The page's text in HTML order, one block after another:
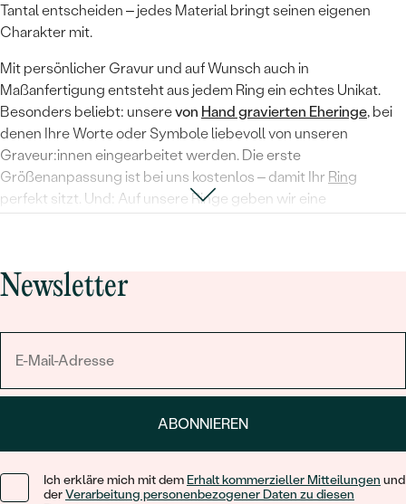
Tantal entscheiden – jedes Material bringt seinen eigenen
Charakter mit.
Mit persönlicher Gravur und auf Wunsch auch in
Maßanfertigung entsteht aus jedem Ring ein echtes Unikat.
Besonders beliebt: unserevon Hand gravierten Eheringe, bei
denen Ihre Worte oder Symbole liebevoll von unseren
Graveur:innen eingearbeitet werden. Die erste
Größenanpassung ist bei uns kostenlos – damit Ihr Ring
perfekt sitzt. Und: Auf unsere Ringe geben wir eine
Damit alles entspannt bleibt, empfehlen wir: Bestellen Sie Ihre
genug Zeit für Gravuren, Anpassungen oder kleine
Änderungen – und Sie können sich ganz auf den großen
Newsletter
ABONNIEREN
Ich erkläre mich mit dem Erhalt kommerzieller Mitteilungen und
derVerarbeitung personenbezogener Daten zu diesen